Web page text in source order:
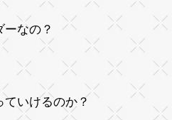
なの？
いけるのか？